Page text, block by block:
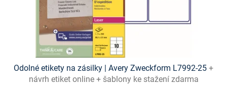
Odolné etikety na zásilky | Avery Zweckform L7992-25 +
návrh etiket online + šablony ke stažení zdarma